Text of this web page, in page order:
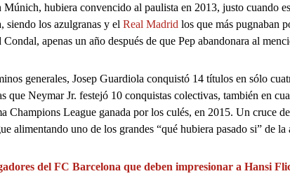
Múnich, hubiera convencido al paulista en 2013, justo cuando
siendo los azulgranas y el Real Madrid los que más pugnaban
Condal, apenas un año después de que Pep abandonara al
generales, Josep Guardiola conquistó 14 títulos en sólo
que Neymar Jr. festejó 10 conquistas colectivas, también en
Champions League ganada por los culés, en 2015. Un cruce
alimentando uno de los grandes “qué hubiera pasado si” de la
del FC Barcelona que deben impresionar a Hansi